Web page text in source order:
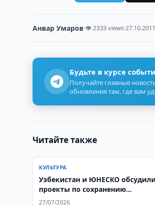
Анвар Умаров·👁 2333 views·
Будьте в курсе
Получайте главные
обновления там, где вам
Читайте также
КУЛЬТУРА
Узбекистан и ЮНЕСКО обсудили
проекты по сохранению
культурного наследия
27/07/2026